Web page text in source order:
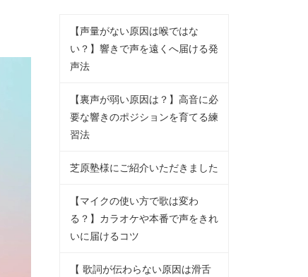
【声量がない原因は喉ではな
い？】響きで声を遠くへ届ける発
声法
【裏声が弱い原因は？】高音に必
要な響きのポジションを育てる練
習法
芝原塾様にご紹介いただきました
【マイクの使い方で歌は変わ
る？】カラオケや本番で声をきれ
いに届けるコツ
【 歌詞が伝わらない原因は滑舌